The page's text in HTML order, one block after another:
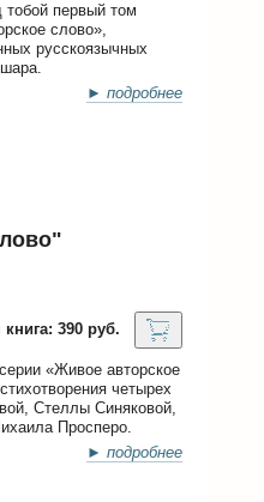
тобой первый том
слово»,
русскоязычных
► подробнее
390 руб.
«Живое авторское
четырех
Стеллы Синяковой,
Просперо.
► подробнее